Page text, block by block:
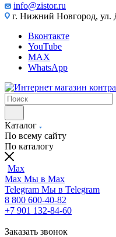
info@zistor.ru
г. Нижний Новгород, ул.
Вконтакте
YouTube
MAX
WhatsApp
Каталог
По всему сайту
По каталогу
Max
Max Мы в Max
Telegram Мы в Telegram
8 800 600-40-82
+7 901 132-84-60
Заказать звонок